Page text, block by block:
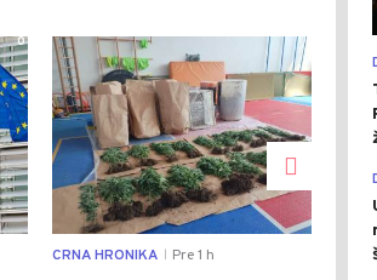
0 0
CRNA HRONIKA Pre 1 h